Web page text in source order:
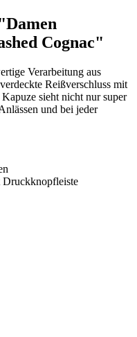
Cognac"
Verarbeitung aus
Reißverschluss mit
sieht nicht nur super
und bei jeder
Druckknopfleiste